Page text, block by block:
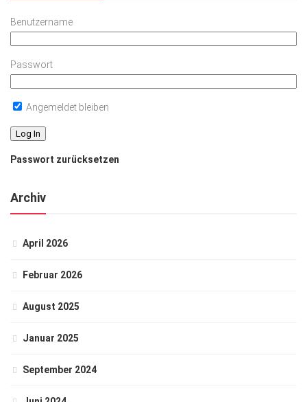
Benutzername
Passwort
Angemeldet bleiben
Passwort zurücksetzen
Archiv
April 2026
Februar 2026
August 2025
Januar 2025
September 2024